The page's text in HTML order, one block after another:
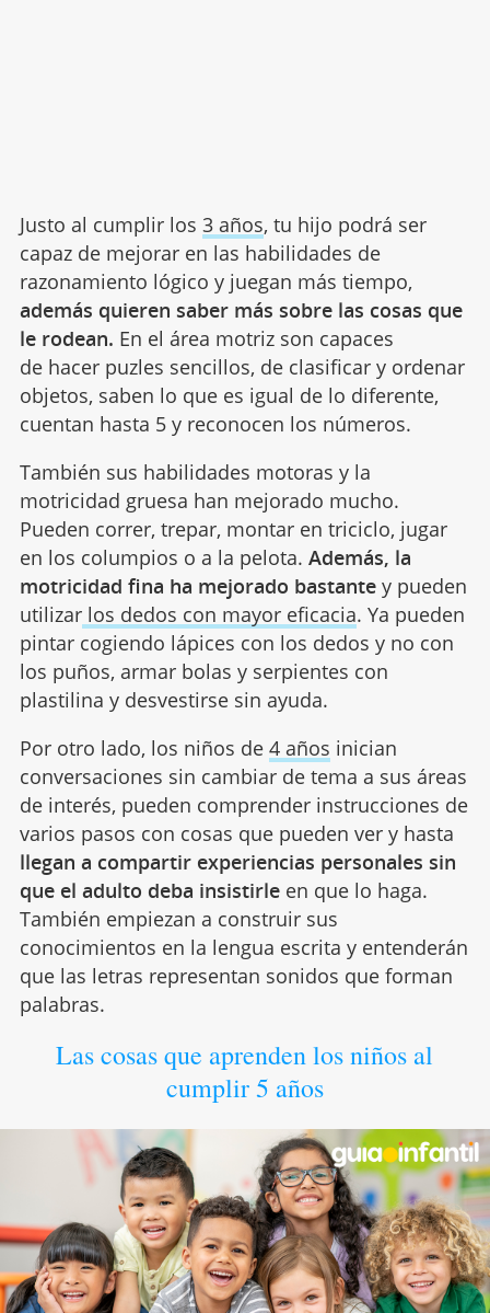
Justo al cumplir los 3 años, tu hijo podrá ser
capaz de mejorar en las habilidades de
razonamiento lógico y juegan más tiempo,
además quieren saber más sobre las cosas que
le rodean. En el área motriz son capaces
de hacer puzles sencillos, de clasificar y ordenar
objetos, saben lo que es igual de lo diferente,
cuentan hasta 5 y reconocen los números.
También sus habilidades motoras y la
motricidad gruesa han mejorado mucho.
Pueden correr, trepar, montar en triciclo, jugar
en los columpios o a la pelota. Además, la
motricidad fina ha mejorado bastantey pueden
utilizarlos dedos con mayor eficacia. Ya pueden
pintar cogiendo lápices con los dedos y no con
los puños, armar bolas y serpientes con
plastilina y desvestirse sin ayuda.
Por otro lado, los niños de 4 años inician
conversaciones sin cambiar de tema a sus áreas
de interés, pueden comprender instrucciones de
varios pasos con cosas que pueden ver y hasta
llegan a compartir experiencias personales sin
que el adulto deba insistirleen que lo haga.
También empiezan a construir sus
conocimientos en la lengua escrita y entenderán
que las letras representan sonidos que forman
palabras.
Las cosas que aprenden los niños al
cumplir 5 años